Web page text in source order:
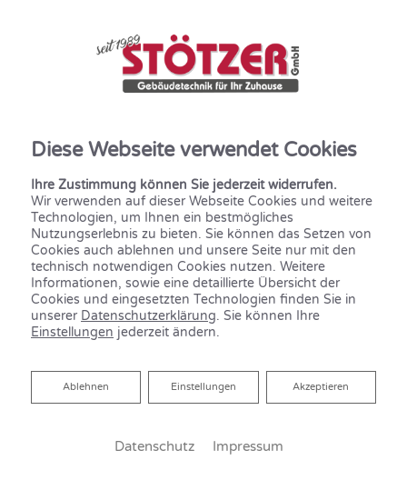
Diese Webseite verwendet Cookies
Ihre Zustimmung können Sie jederzeit widerrufen.
Wir verwenden auf dieser Webseite Cookies und weitere
Technologien, um Ihnen ein bestmögliches
Nutzungserlebnis zu bieten. Sie können das Setzen von
Cookies auch ablehnen und unsere Seite nur mit den
technisch notwendigen Cookies nutzen. Weitere
Informationen, sowie eine detaillierte Übersicht der
Cookies und eingesetzten Technologien finden Sie in
unserer Datenschutzerklärung. Sie können Ihre
Einstellungen jederzeit ändern.
Akzeptieren
Einstellungen
Ablehnen
Ablehnen
Datenschutz Impressum